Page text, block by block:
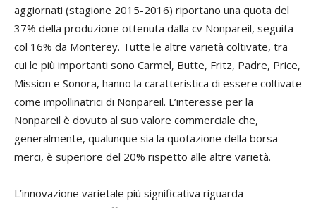
aggiornati (stagione 2015-2016) riportano una quota del
37% della produzione ottenuta dalla cv Nonpareil, seguita
col 16% da Monterey. Tutte le altre varietà coltivate, tra
cui le più importanti sono Carmel, Butte, Fritz, Padre, Price,
Mission e Sonora, hanno la caratteristica di essere coltivate
come impollinatrici di Nonpareil. L’interesse per la
Nonpareil è dovuto al suo valore commerciale che,
generalmente, qualunque sia la quotazione della borsa
merci, è superiore del 20% rispetto alle altre varietà.
L’innovazione varietale più significativa riguarda